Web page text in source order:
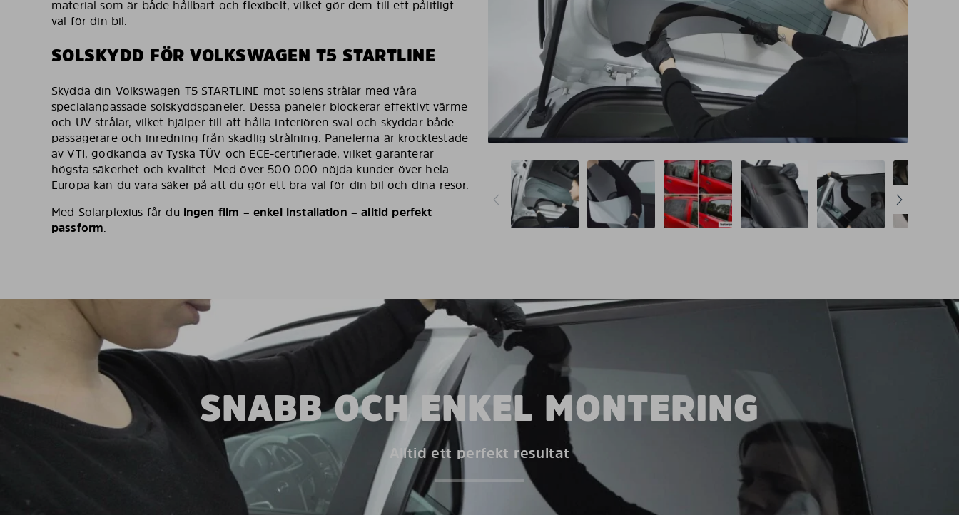
material som är både hållbart och flexibelt, vilket gör dem till ett pålitligt
val för din bil.
SOLSKYDD FÖR VOLKSWAGEN T5 STARTLINE
Skydda din Volkswagen T5 STARTLINE mot solens strålar med våra
specialanpassade solskyddspaneler. Dessa paneler blockerar effektivt värme
och UV-strålar, vilket hjälper till att hålla interiören sval och skyddar både
passagerare och inredning från skadlig strålning. Panelerna är krocktestade
av VTI, godkända av Tyska TÜV och ECE-certifierade, vilket garanterar
högsta säkerhet och kvalitet. Med över 500 000 nöjda kunder över hela
Europa kan du vara säker på att du gör ett bra val för din bil och dina resor.
Med Solarplexius får du ingen film – enkel installation – alltid perfekt
passform.
SNABB OCH ENKEL MONTERING
Alltid ett perfekt resultat